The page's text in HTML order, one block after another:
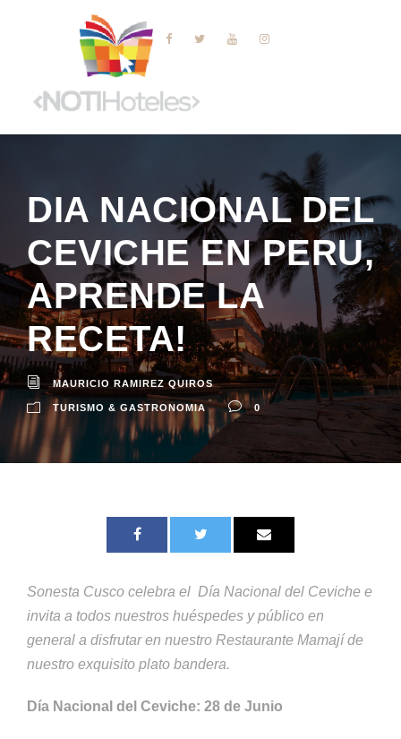
DIA NACIONAL DEL
CEVICHE EN PERU,
APRENDE LA
RECETA!
MAURICIO RAMIREZ QUIROS
TURISMO & GASTRONOMIA 0
Sonesta Cusco celebra el Día Nacional del Ceviche e
invita a todos nuestros huéspedes y público en
general a disfrutar en nuestro Restaurante Mamají de
nuestro exquisito plato bandera.
Día Nacional del Ceviche: 28 de Junio